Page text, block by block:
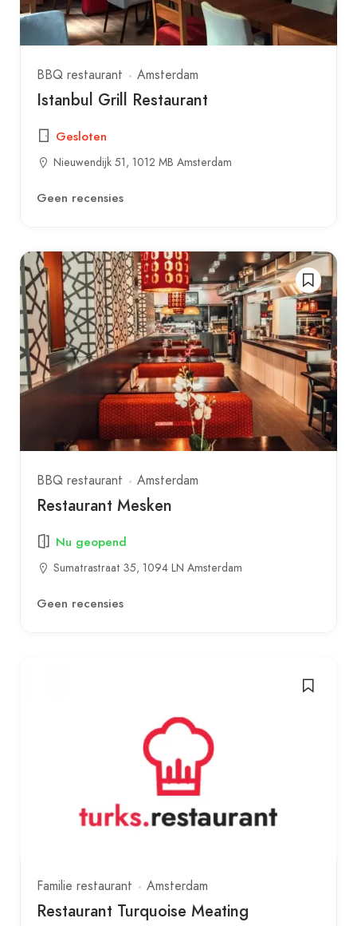
BBQ restaurant Amsterdam
Istanbul Grill Restaurant
Gesloten
Nieuwendijk 51, 1012 MB Amsterdam
Geen recensies
BBQ restaurant Amsterdam
Restaurant Mesken
Nu geopend
Sumatrastraat 35, 1094 LN Amsterdam
Geen recensies
Familie restaurant Amsterdam
Restaurant Turquoise Meating